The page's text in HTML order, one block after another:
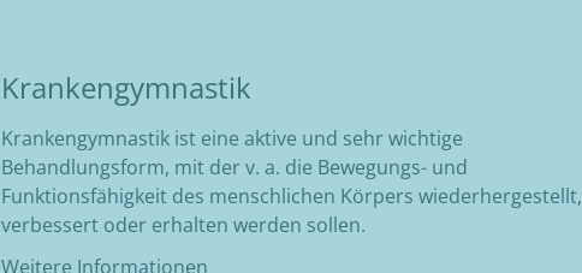
Krankengymnastik
Krankengymnastik ist eine aktive und sehr wichtige
Behandlungsform, mit der v. a. die Bewegungs- und
Funktionsfähigkeit des menschlichen Körpers wiederhergestellt,
verbessert oder erhalten werden sollen.
Weitere Informationen